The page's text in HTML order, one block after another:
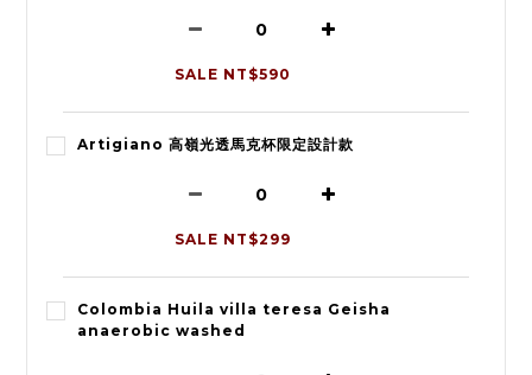
SALE NT$590
Artigiano 高嶺光透馬克杯限定設計款
SALE NT$299
Colombia Huila villa teresa Geisha
anaerobic washed